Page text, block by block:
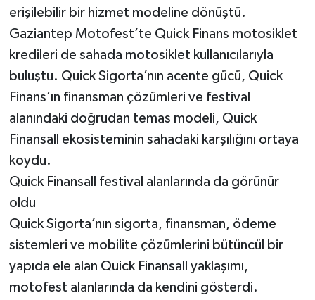
erişilebilir bir hizmet modeline dönüştü.
Gaziantep Motofest’te Quick Finans motosiklet
kredileri de sahada motosiklet kullanıcılarıyla
buluştu. Quick Sigorta’nın acente gücü, Quick
Finans’ın finansman çözümleri ve festival
alanındaki doğrudan temas modeli, Quick
Finansall ekosisteminin sahadaki karşılığını ortaya
koydu.
Quick Finansall festival alanlarında da görünür
oldu
Quick Sigorta’nın sigorta, finansman, ödeme
sistemleri ve mobilite çözümlerini bütüncül bir
yapıda ele alan Quick Finansall yaklaşımı,
motofest alanlarında da kendini gösterdi.